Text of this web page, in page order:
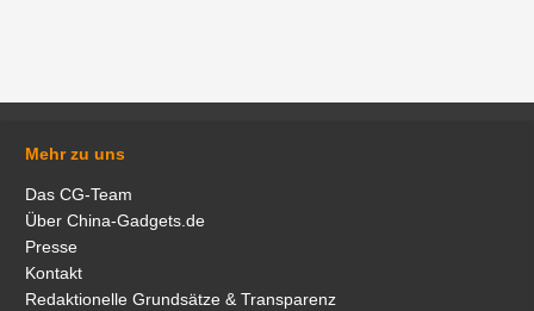
Mehr zu uns
Das CG-Team
Über China-Gadgets.de
Presse
Kontakt
Redaktionelle Grundsätze & Transparenz